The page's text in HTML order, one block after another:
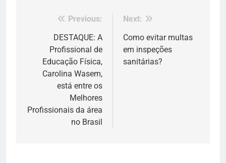
Navegação
Post
Previous:
DESTAQUE: A
Profissional de
Educação Física,
Carolina Wasem,
está entre os
Melhores
Profissionais da área
no Brasil
Next:
Como evitar multas
em inspeções
sanitárias?